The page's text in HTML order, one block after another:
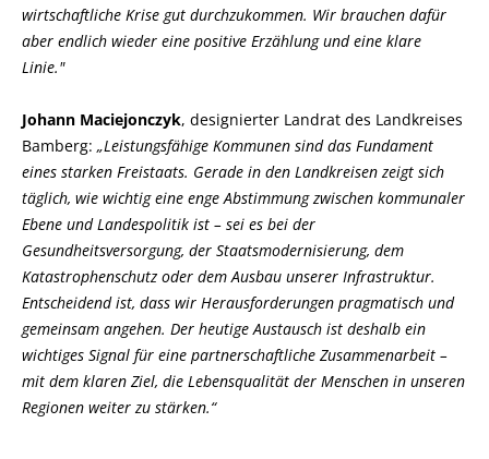
wirtschaftliche Krise gut durchzukommen. Wir brauchen dafür
aber endlich wieder eine positive Erzählung und eine klare
Linie."
Johann Maciejonczyk, designierter Landrat des Landkreises
Bamberg: Leistungsfähige Kommunen sind das Fundament
eines starken Freistaats. Gerade in den Landkreisen zeigt sich
täglich, wie wichtig eine enge Abstimmung zwischen kommunaler
Ebene und Landespolitik ist – sei es bei der
Gesundheitsversorgung, der Staatsmodernisierung, dem
Katastrophenschutz oder dem Ausbau unserer Infrastruktur.
Entscheidend ist, dass wir Herausforderungen pragmatisch und
gemeinsam angehen. Der heutige Austausch ist deshalb ein
wichtiges Signal für eine partnerschaftliche Zusammenarbeit –
mit dem klaren Ziel, die Lebensqualität der Menschen in unseren
Regionen weiter zu stärken.“